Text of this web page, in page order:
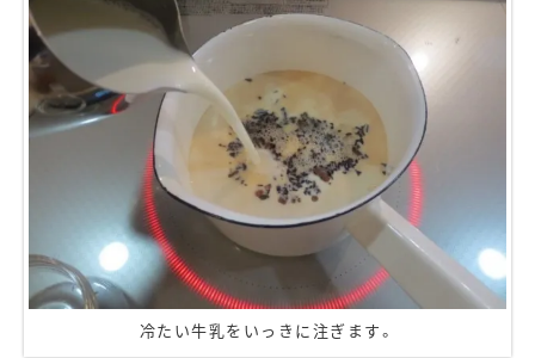
冷たい牛乳をいっきに注ぎます。